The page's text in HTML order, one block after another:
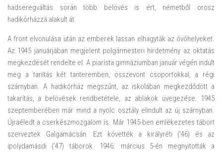
hadseregváltás során több belövés is ért, németből orosz
hadikórházzá alakult át.
A front elvonulása után az emberek lassan elhagyták az óvóhelyeket.
Az 1945 januárjában megjelent polgármesteri hirdetmény az oktatás
megkezdését rendelte el. A piarista gimnáziumban január végén indult
meg a tanítás két tanteremben, összevont csoportokkal, a régi
szárnyban. A hadikórház megszűnt, az iskolában megkezdődött a
takarítás, a belövések rendbetétele, az ablakok üvegezése. 1945
szeptemberében már mind a nyolc osztály elindult az új szárnyban.
Újraéledt a cserkészmozgalom is. Már 1945-ben emlékezetes tábort
szerveztek Galgamácsán. Ezt követték a királyréti (’46) és az
ipolydamásdi (’47) táborok. 1946. március 5-én megnyitották a